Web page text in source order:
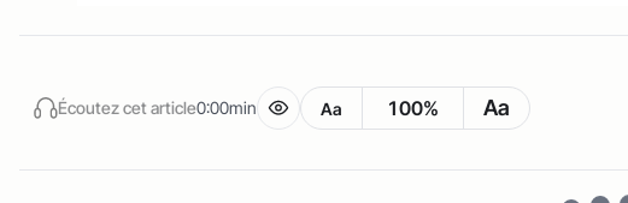
Écoutez cet article0:00min Aa 100% Aa